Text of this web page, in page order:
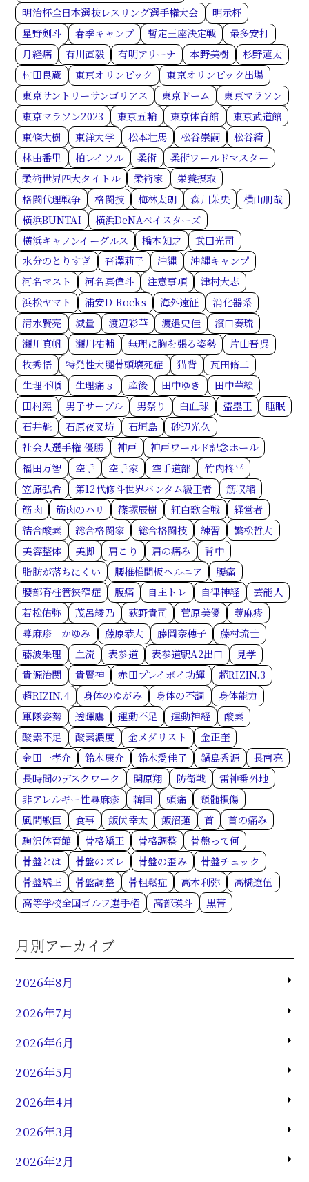
明治杯全日本選抜レスリング選手権大会
明示杯
星野剣斗
春季キャンプ 暫定王座決定戦
最多安打
月経痛
有川直毅 有明アリーナ 本野美樹
杉野蓮太
村田良蔵
東京オリンピック
東京オリンピック出場
東京サントリーサンゴリアス
東京ドーム
東京マラソン
東京マラソン2023
東京五輪 東京体育館
東京武道館
東條大樹
東洋大学 松本壮馬 松谷崇嗣
松谷綺
林由番里
柏レイソル 柔術
柔術ワールドマスター
柔術世界四大タイトル
柔術家
栄養摂取
格闘代理戦争
格闘技 梅林太朗 森川茉央
横山朋哉
横浜BUNTAI
横浜DeNAベイスターズ
横浜キャノンイーグルス
橋本知之
武田光司
水分のとりすぎ
沓澤莉子 沖縄
沖縄キャンプ
河名マスト
河名真偉斗 注意事項
津村大志
浜松ヤマト
浦安D-Rocks 海外遠征
消化器系
清水賢亮
減量 渡辺彩華 渡邉史佳
濱口奏琉
瀬川真帆
瀬川祐輔 無理に胸を張る姿勢
片山晋呉
牧秀悟
特発性大腿骨頭壊死症 猫背
瓦田脩二
生理不順
生理痛ｓ 産後 田中ゆき
田中華絵
田村熙
男子サーブル 男祭り 白血球 盗塁王
睡眠
石井魁
石原夜叉坊 石垣島
砂辺光久
社会人選手権 優勝
神戸
神戸ワールド記念ホール
福田万智
空手 空手家 空手道部
竹内柊平
笠原弘希
第12代修斗世界バンタム級王者
筋収縮
筋肉
筋肉のハリ 篠塚辰樹 紅白歌合戦
経営者
結合酸素
総合格闘家 総合格闘技 練習
繁松哲大
美容整体
美脚 肩こり 肩の痛み
背中
脂肪が落ちにくい
腰椎椎間板ヘルニア
腰痛
腰部脊柱管狭窄症
腹痛 自主トレ 自律神経
芸能人
若松佑弥
茂呂綾乃 荻野貴司 菅原美優
蕁麻疹
蕁麻疹 かゆみ
藤原恭大 藤岡奈穂子
藤村琉士
藤波朱理
血流 表参道 表参道駅A2出口
見学
貴源治関
貴賢神 赤田プレイボイ功輝
超RIZIN.3
超RIZIN.4
身体のゆがみ 身体の不調
身体能力
軍隊姿勢
透暉鷹 運動不足 運動神経
酸素
酸素不足
酸素濃度 金メダリスト
金正奎
金田一孝介
鈴木康介 鈴木愛佳子 鍋島秀源
長南亮
長時間のデスクワーク
関原翔 防衛戦
雷神番外地
非アレルギー性蕁麻疹
韓国 頭痛
頸髄損傷
風間敏臣
食事 飯伏幸太 飯沼蓮 首
首の痛み
駒沢体育館
骨格矯正 骨格調整
骨盤って何
骨盤とは
骨盤のズレ 骨盤の歪み
骨盤チェック
骨盤矯正
骨盤調整 骨粗鬆症 高木利弥
高橋遼伍
高等学校全国ゴルフ選手権
髙部瑛斗 黒帯
月別アーカイブ
2026年8月
2026年7月
2026年6月
2026年5月
2026年4月
2026年3月
2026年2月